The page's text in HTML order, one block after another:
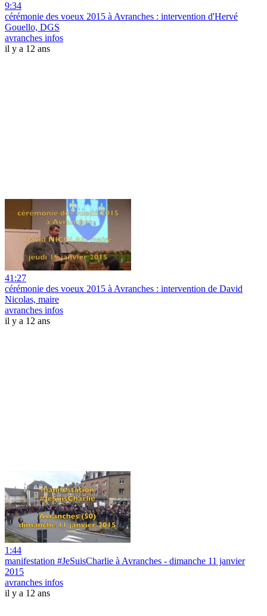
9:34
cérémonie des voeux 2015 à Avranches : intervention d'Hervé
Gouello, DGS
avranches infos
il y a 12 ans
41:27
cérémonie des voeux 2015 à Avranches : intervention de David
Nicolas, maire
avranches infos
il y a 12 ans
1:44
manifestation #JeSuisCharlie à Avranches - dimanche 11 janvier
2015
avranches infos
il y a 12 ans